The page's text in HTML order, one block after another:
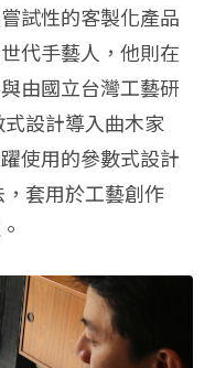
試性的客製化產品
代手藝人，他則在
由國立台灣工藝研
設計導入曲木家
使用的參數式設計
套用於工藝創作